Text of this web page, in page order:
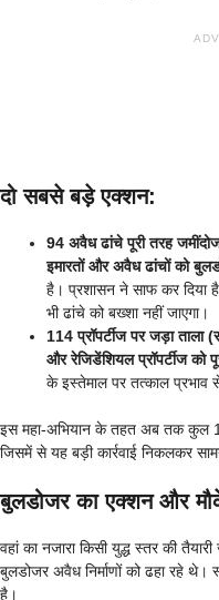
दो सबसे बड़े एक्शन:
94 अवैध ढांचे पूरी तरह
इमारतों और अवैध ढांचों को
है। प्रशासन ने साफ कर दिया
भी ढांचे को बख्शा नहीं जाएगा।
114 प्रॉपर्टीज पर जड़ा ताला
और रेजिडेंशियल प्रॉपर्टीज को
के इस्तेमाल पर तत्काल प्रभाव
इस महा-अभियान के तहत अब तक कुल
जिसमें से यह बड़ी कार्रवाई निकलकर
बुलडोजर का एक्शन और
वहां का नजारा किसी युद्ध स्तर की
बुलडोजर अवैध निर्माणों को ढहा रहे थे।
है।